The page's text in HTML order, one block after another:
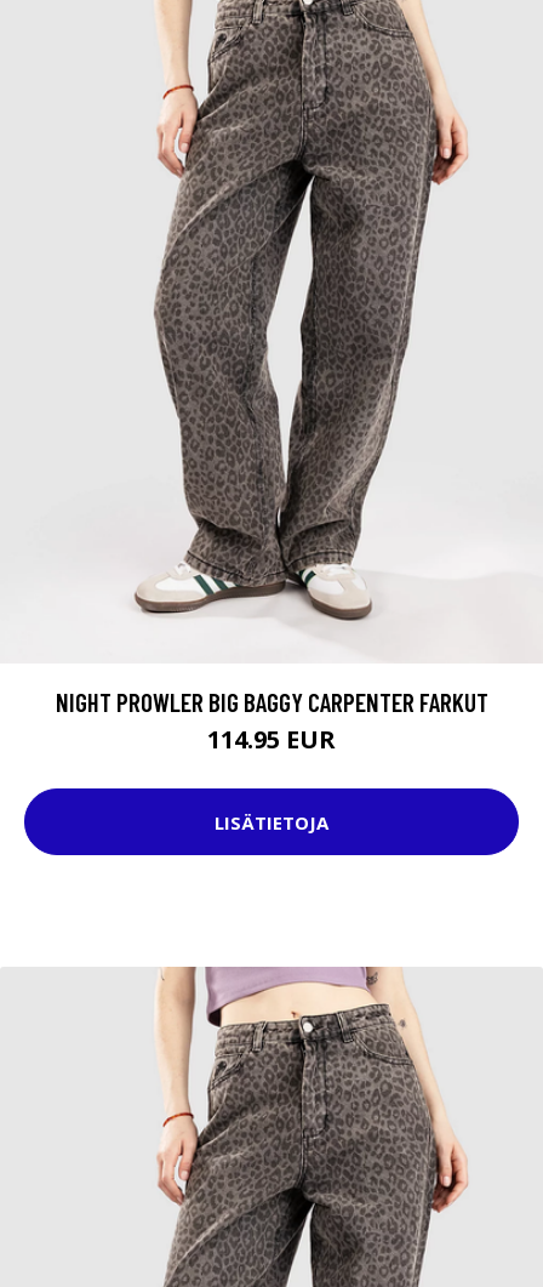
NIGHT PROWLER BIG BAGGY CARPENTER FARKUT
114.95 EUR
LISÄTIETOJA